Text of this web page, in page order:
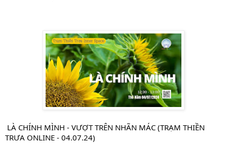
LÀ CHÍNH MÌNH - VƯỢT TRÊN NHÃN MÁC (TRẠM THIỀN
TRƯA ONLINE - 04.07.24)